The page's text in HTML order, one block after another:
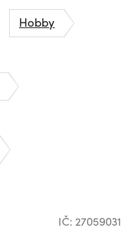
Hobby
IČ: 27059031